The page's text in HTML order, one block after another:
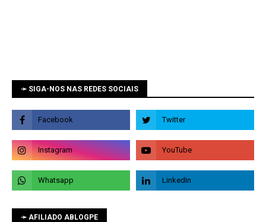
➛ SIGA-NOS NAS REDES SOCIAIS
➛ AFILIADO ABLOGPE